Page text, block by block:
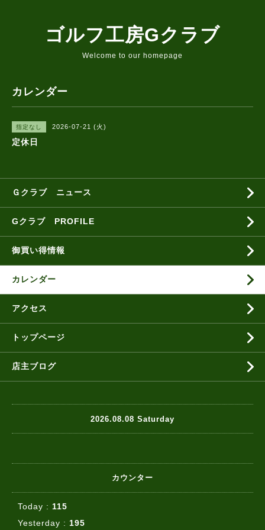
ゴルフ工房Gクラブ
Welcome to our homepage
カレンダー
指定なし 2026-07-21 (火)
定休日
Ｇクラブ ニュース
Gクラブ PROFILE
御買い得情報
カレンダー
アクセス
トップページ
店主ブログ
2026.08.08 Saturday
カウンター
Today : 115
Yesterday : 195